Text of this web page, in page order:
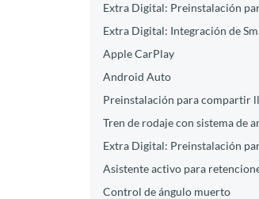
Extra Digital: Preinstalación
Extra Digital: Integración de
Apple CarPlay
Android Auto
Preinstalación para compartir
Tren de rodaje con sistema de
Extra Digital: Preinstalación
Asistente activo para
Control de ángulo muerto